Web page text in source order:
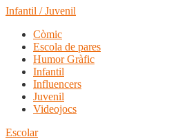
Infantil / Juvenil
Còmic
Escola de pares
Humor Gràfic
Infantil
Influencers
Juvenil
Videojocs
Escolar